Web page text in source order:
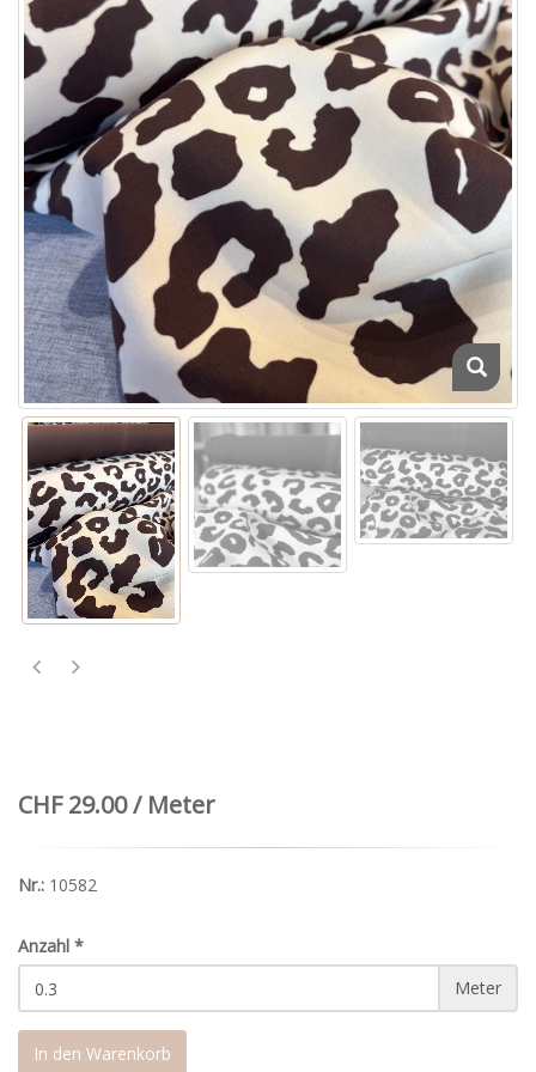
CHF 29.00 / Meter
Nr.: 10582
Anzahl *
Meter
In den Warenkorb